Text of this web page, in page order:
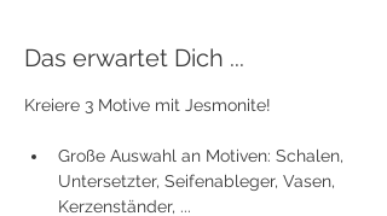
Das erwartet Dich ...
Kreiere 3 Motive mit Jesmonite!
Große Auswahl an Motiven: Schalen,
Untersetzter, Seifenableger, Vasen,
Kerzenständer, ...